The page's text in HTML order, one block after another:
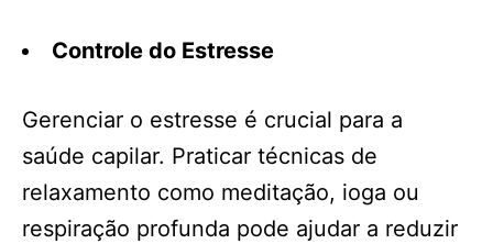
Controle do Estresse
Gerenciar o estresse é crucial para a
saúde capilar. Praticar técnicas de
relaxamento como meditação, ioga ou
respiração profunda pode ajudar a reduzir